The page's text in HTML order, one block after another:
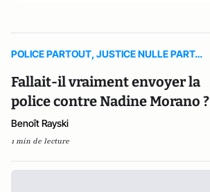
POLICE PARTOUT, JUSTICE NULLE PART…
Fallait-il vraiment envoyer la
police contre Nadine Morano ?
Benoît Rayski
1 min de lecture